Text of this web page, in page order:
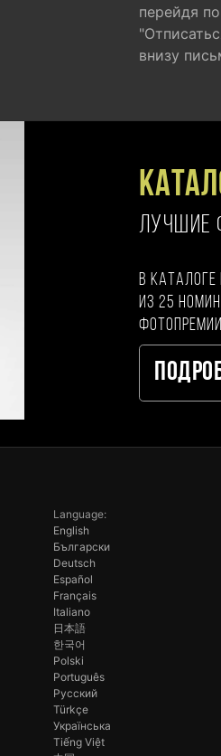
перейдя
внизу
ЛУЧШИЕ
В каталоге
из 25
фотопремии
Language:
English
Български
Deutsch
Español
Français
Italiano
日本語
한국어
Polski
Português
Русский
Türkçe
Українська
Tiếng Việt